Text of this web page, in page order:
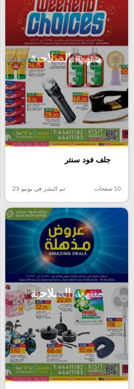
منتهية الصلاحية
جلف فود سنتر
10 صفحات تم النشر في يونيو 23
منتهية الصلاحية